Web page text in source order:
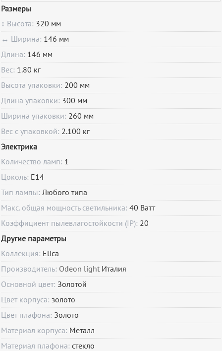
Размеры
↕ Высота: 320 мм
↔ Ширина: 146 мм
Длина: 146 мм
Вес: 1.80 кг
Высота упаковки: 200 мм
Длина упаковки: 300 мм
Ширина упаковки: 260 мм
Вес с упаковкой: 2.100 кг
Электрика
Количество ламп: 1
Цоколь: E14
Тип лампы: Любого типа
Макс. общая мощность светильника:40 Ватт
Коэффициент пылевлагостойкости (IP): 20
Другие параметры
Коллекция: Elica
Производитель: Odeon light Италия
Основной цвет:Золотой
Цвет корпуса:золото
Цвет плафона:Золото
Материал корпуса: Металл
Материал плафона:стекло